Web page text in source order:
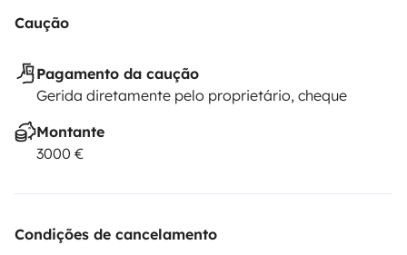
Caução
Pagamento da caução
Gerida diretamente pelo proprietário, cheque
Montante
3000 €
Condições de cancelamento